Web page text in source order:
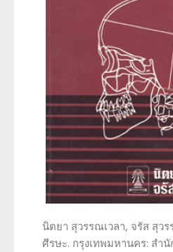
นิตยา สุวรรณเวลา, จรัส สุว
ศีรษะ. กรุงเทพมหานคร: สำ